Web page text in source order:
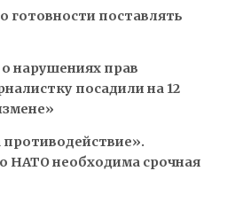
готовности поставлять
нарушениях прав
посадили на 12
противодействие».
НАТО необходима срочная